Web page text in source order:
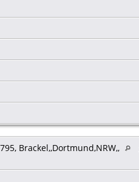
Brackel,,Dortmund,NRW,,